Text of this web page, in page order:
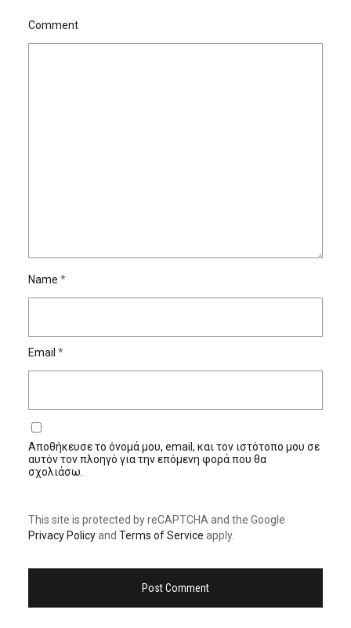
Comment
Name *
Email *
Αποθήκευσε το όνομά μου, email, και τον ιστότοπο μου σε
αυτόν τον πλοηγό για την επόμενη φορά που θα
σχολιάσω.
This site is protected by reCAPTCHA and the Google
Privacy Policyand Terms of Service apply.